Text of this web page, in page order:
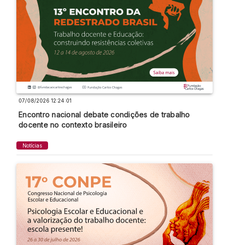
07/08/2026 12:24:01
Encontro nacional debate condições de trabalho
docente no contexto brasileiro
Notícias